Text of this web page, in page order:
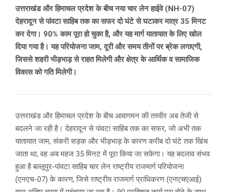
उत्तराखंड और हिमाचल प्रदेश के बीच नया चार लेन हाईवे (NH-07)
देहरादून से पांवटा साहिब तक का सफर दो घंटे से घटाकर मात्र 35 मिनट
कर देगा। 90% काम पूरा हो चुका है, और यह मार्ग यातायात के लिए खोल
दिया गया है। यह परियोजना जाम, दूरी और समय तीनों पर ब्रेक लगाएगी,
जिससे शहरी भीड़भाड़ से राहत मिलेगी और क्षेत्र के आर्थिक व सामाजिक
विकास को गति मिलेगी।
उत्तराखंड और हिमाचल प्रदेश के बीच आवागमन की तस्वीर अब तेजी से
बदलने जा रही है। देहरादून से पांवटा साहिब तक का सफर, जो अभी तक
यातायात जाम, संकरी सड़क और भीड़भाड़ के कारण करीब दो घंटे तक खिंच
जाता था, वह अब महज 35 मिनट में पूरा किया जा सकेगा। यह बदलाव संभव
हुआ है बल्लूपुर-पांवटा साहिब चार लेन राष्ट्रीय राजमार्ग परियोजना
(एनएच-07) के कारण, जिसे राष्ट्रीय राजमार्ग प्राधिकरण (एनएचएआई)